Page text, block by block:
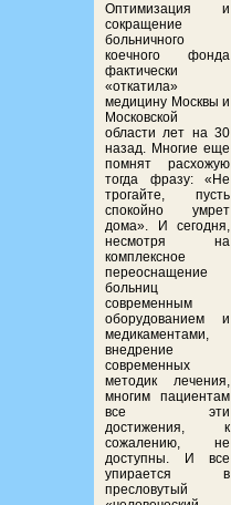
Оптимизация и
сокращение
больничного
коечного фонда
фактически
«откатила»
медицину Москвы и
Московской
области лет на 30
назад. Многие еще
помнят расхожую
тогда фразу: «Не
трогайте, пусть
спокойно умрет
дома». И сегодня,
несмотря на
комплексное
переоснащение
больниц
современным
оборудованием и
медикаментами,
внедрение
современных
методик лечения,
многим пациентам
все эти
достижения, к
сожалению, не
доступны. И все
упирается в
пресловутый